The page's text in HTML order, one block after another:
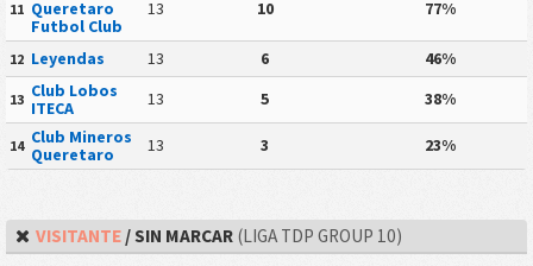
11 Queretaro
Futbol Club
13 10 77%
12 Leyendas 13 6 46%
13 Club Lobos
ITECA
13 5 38%
14 Club Mineros
Queretaro
13 3 23%
VISITANTE/ SIN MARCAR(LIGA TDP GROUP 10)